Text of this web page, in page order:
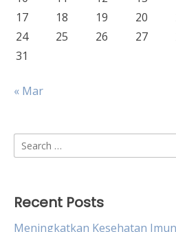
17
18 19 20
24
25 26 27
31
« Mar
Search
for:
Recent Posts
Meningkatkan Kesehatan